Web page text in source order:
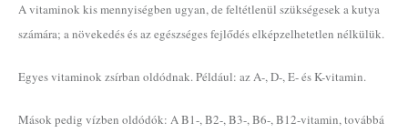
A vitaminok kis mennyiségben ugyan, de feltétlenül szükségesek a kutya
számára; a növekedés és az egészséges fejlődés elképzelhetetlen nélkülük.
Egyes vitaminok zsírban oldódnak. Például: az A-, D-, E- és K-vitamin.
Mások pedig vízben oldódók: A B1-, B2-, B3-, B6-, B12-vitamin, továbbá